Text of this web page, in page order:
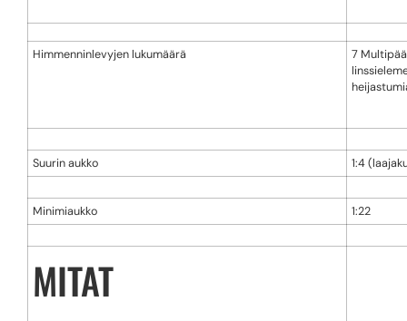
Himmenninlevyjen lukumäärä
7
Suurin aukko 1:4
Minimiaukko 1:22
MITAT